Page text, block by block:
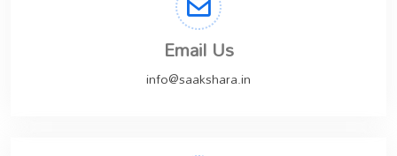
Email Us
info@saakshara.in